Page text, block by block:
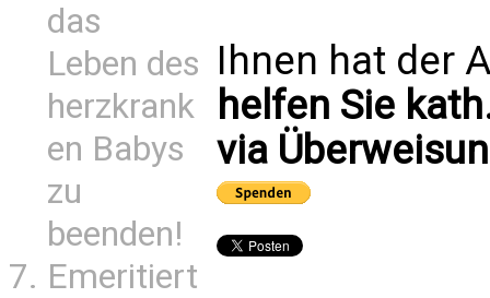
das
Leben des
herzkrank
en Babys
zu
beenden!
Emeritiert
Ihnen hat der
helfen Sie
via